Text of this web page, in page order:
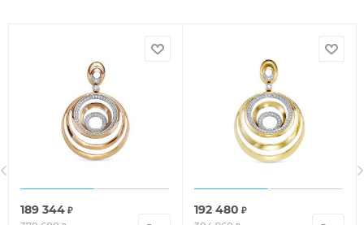
189 344 ₽ 192 480 ₽